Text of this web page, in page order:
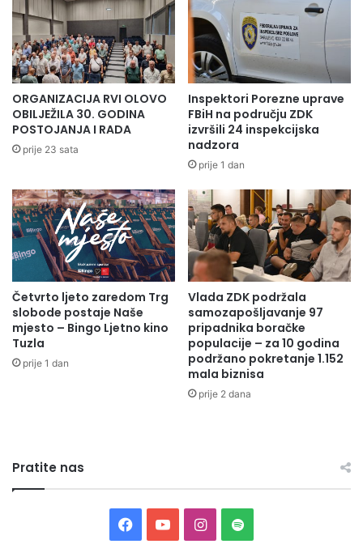
ORGANIZACIJA RVI OLOVO
OBILJEŽILA 30. GODINA
POSTOJANJA I RADA
prije 23 sata
Inspektori Porezne uprave
FBiH na području ZDK
izvršili 24 inspekcijska
nadzora
prije 1 dan
Četvrto ljeto zaredom Trg
slobode postaje Naše
mjesto – Bingo Ljetno kino
Tuzla
prije 1 dan
Vlada ZDK podržala
samozapošljavanje 97
pripadnika boračke
populacije – za 10 godina
podržano pokretanje 1.152
mala biznisa
prije 2 dana
Pratite nas
Facebook
YouTubeInstagram
Spotify